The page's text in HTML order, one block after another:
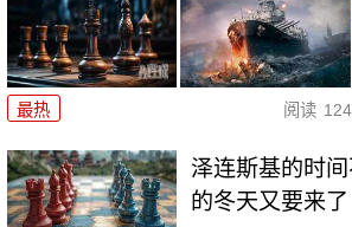
最热 阅读
泽连斯基的时
的冬天又要来了